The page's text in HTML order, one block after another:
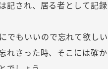
記され、居る者として記
でもいいので忘れて欲しい
れさった時、そこには確